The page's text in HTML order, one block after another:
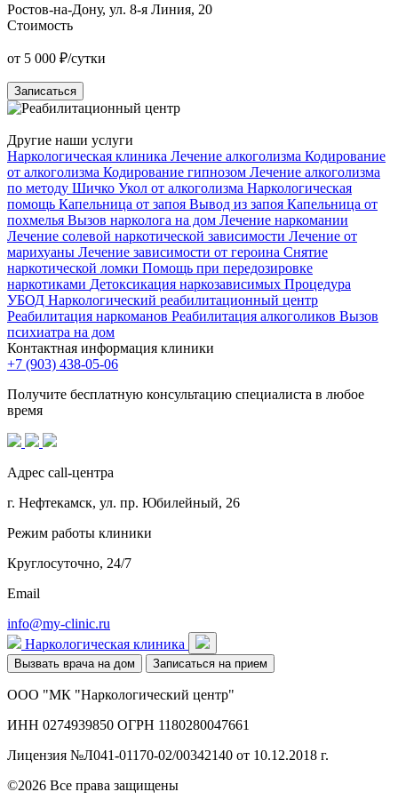
Ростов-на-Дону, ул. 8-я Линия, 20
Стоимость
от 5 000 ₽/сутки
Записаться
Другие наши услуги
Наркологическая клиника Лечение алкоголизма Кодирование
от алкоголизма Кодирование гипнозом Лечение алкоголизма
по методу Шичко Укол от алкоголизма Наркологическая
помощь Капельница от запоя Вывод из запоя Капельница от
похмелья Вызов нарколога на дом Лечение наркомании
Лечение солевой наркотической зависимости Лечение от
марихуаны Лечение зависимости от героина Снятие
наркотической ломки Помощь при передозировке
наркотиками Детоксикация наркозависимых Процедура
УБОД Наркологический реабилитационный центр
Реабилитация наркоманов Реабилитация алкоголиков Вызов
психиатра на дом
Контактная информация клиники
+7 (903) 438-05-06
Получите бесплатную консультацию специалиста в любое
время
Адрес call-центра
г. Нефтекамск, ул. пр. Юбилейный, 26
Режим работы клиники
Круглосуточно, 24/7
Email
info@my-clinic.ru
Наркологическая клиника
Вызвать врача на дом Записаться на прием
ООО "МК "Наркологический центр"
ИНН 0274939850 ОГРН 1180280047661
Лицензия №Л041-01170-02/00342140 от 10.12.2018 г.
©2026 Все права защищены